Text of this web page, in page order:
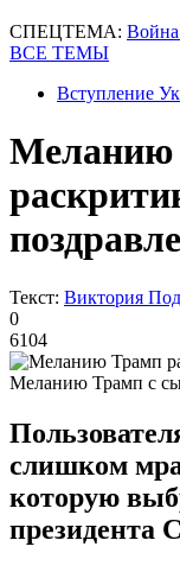
СПЕЦТЕМА:
ВСЕ ТЕМЫ
Вступление
Меланию
Текст: Виктория
0
6104
Меланию Трамп с
слишком
которую
президента